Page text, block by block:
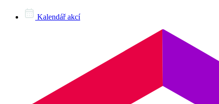
Kalendář akcí